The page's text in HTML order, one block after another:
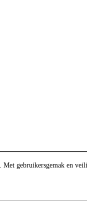
gebruikersgemak en